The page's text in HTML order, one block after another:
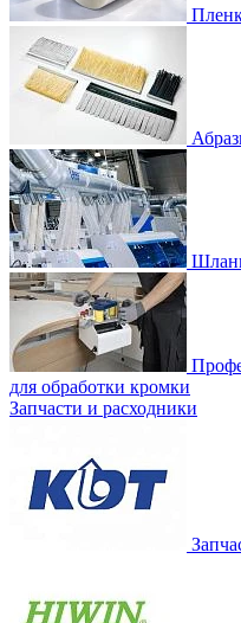
для обработки кромки
Запчасти и расходники